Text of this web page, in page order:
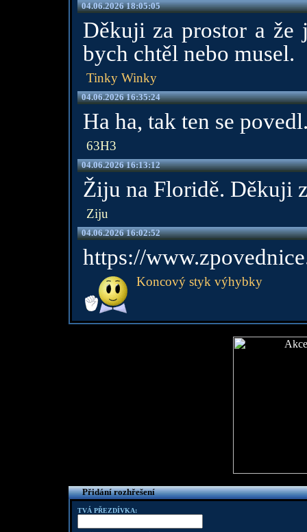
04.06.2026 18:05:05
Děkuji za prostor a že
bych chtěl nebo musel.
Tinky Winky
04.06.2026 16:35:24
Ha ha, tak ten se
63H3
04.06.2026 16:13:12
Žiju na Floridě. Děkuji
Ziju
04.06.2026 16:02:52
https://
Koncový styk výhybky
Přidání rozhřešení
TVÁ PŘEZDÍVKA: